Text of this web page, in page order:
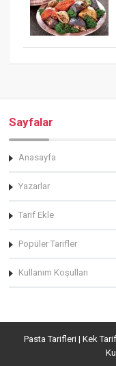
Sayfalar
Anasayfa
Yazarlar
Tarif Ekle
Popüler Tarifler
Kullanım Koşulları
Pasta Tarifleri | Kek